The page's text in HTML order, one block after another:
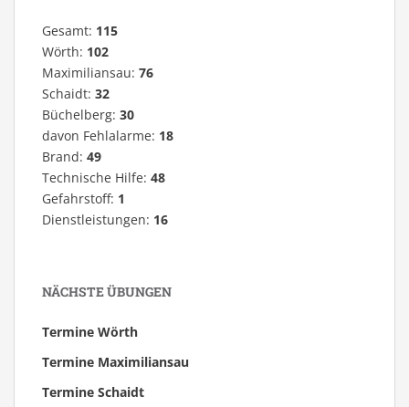
Gesamt: 115
Wörth: 102
Maximiliansau: 76
Schaidt: 32
Büchelberg: 30
davon Fehlalarme: 18
Brand: 49
Technische Hilfe: 48
Gefahrstoff: 1
Dienstleistungen: 16
NÄCHSTE ÜBUNGEN
Termine Wörth
Termine Maximiliansau
Termine Schaidt